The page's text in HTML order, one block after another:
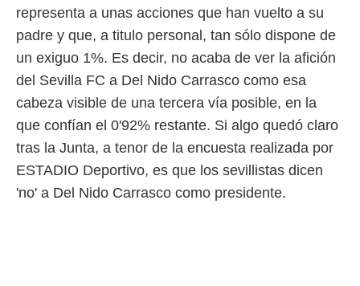
representa a unas acciones que han vuelto a su
padre y que, a titulo personal, tan sólo dispone de
un exiguo 1%. Es decir, no acaba de ver la afición
del Sevilla FC a Del Nido Carrasco como esa
cabeza visible de una tercera vía posible, en la
que confían el 0'92% restante. Si algo quedó claro
tras la Junta, a tenor de la encuesta realizada por
ESTADIO Deportivo, es que los sevillistas dicen
'no' a Del Nido Carrasco como presidente.